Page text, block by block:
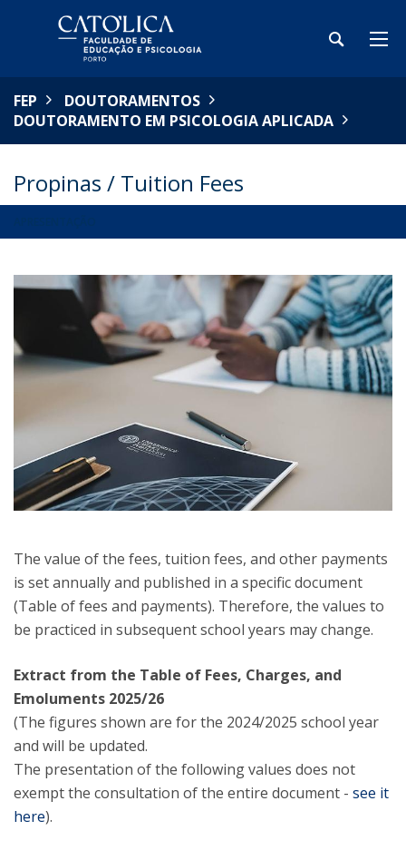
FEP
DOUTORAMENTOS
DOUTORAMENTO EM PSICOLOGIA APLICADA
Propinas / Tuition Fees
The value of the fees, tuition fees, and other payments
is set annually and published in a specific document
(Table of fees and payments). Therefore, the values to
be practiced in subsequent school years may change.
Extract from the Table of Fees, Charges, and
Emoluments 2025/26
(The figures shown are for the 2024/2025 school year
and will be updated.
The presentation of the following values does not
exempt the consultation of the entire document - see it
here).